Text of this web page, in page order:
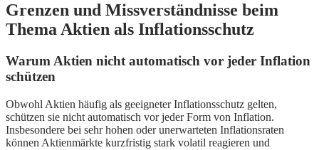
Grenzen und Missverständnisse beim
Thema Aktien als Inflationsschutz
Warum Aktien nicht automatisch vor jeder Inflation
schützen
Obwohl Aktien häufig als geeigneter Inflationsschutz gelten,
schützen sie nicht automatisch vor jeder Form von Inflation.
Insbesondere bei sehr hohen oder unerwarteten Inflationsraten
können Aktienmärkte kurzfristig stark volatil reagieren und